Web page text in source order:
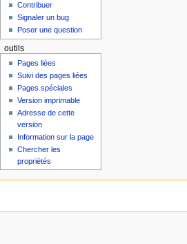
Contribuer
Signaler un bug
Poser une question
outils
Pages liées
Suivi des pages liées
Pages spéciales
Version imprimable
Adresse de cette
version
Information sur la page
Chercher les
propriétés